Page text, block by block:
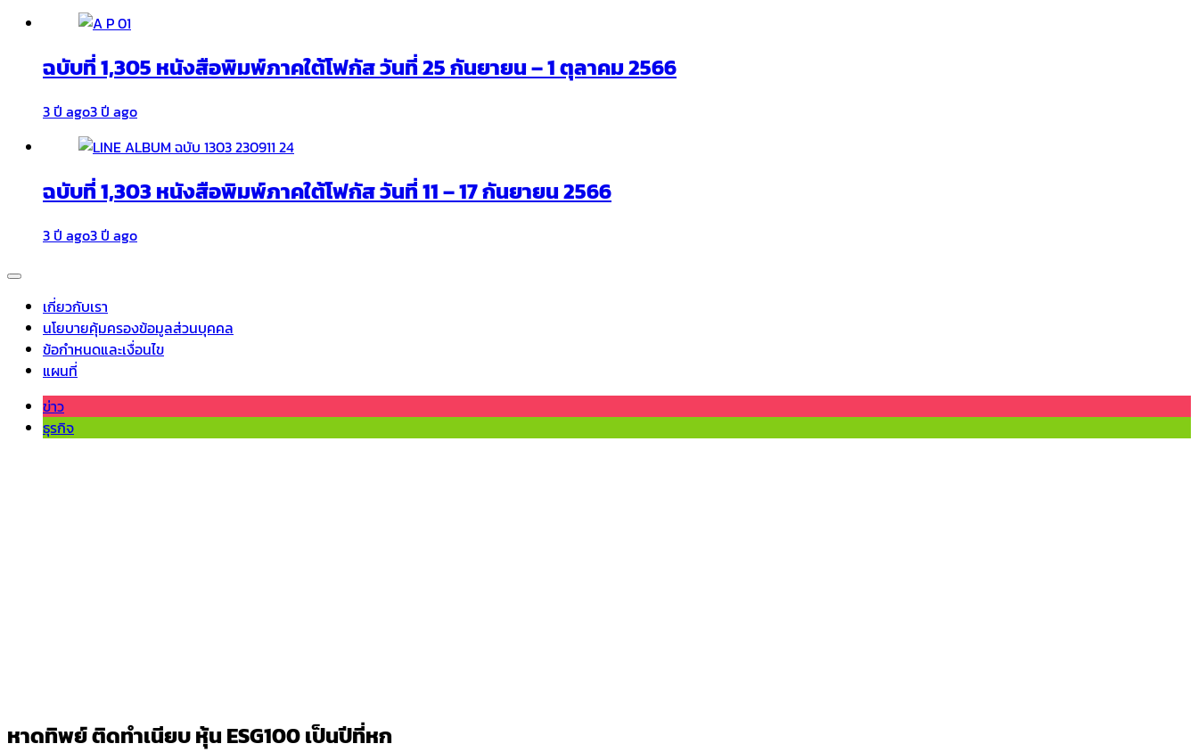
ฉบับที่ 1,305 หนังสือพิมพ์ภาคใต้โฟกัส วันที่ 25 กันยายน – 1 ตุลาคม 2566
3 ปี ago3 ปี ago
ฉบับที่ 1,303 หนังสือพิมพ์ภาคใต้โฟกัส วันที่ 11 – 17 กันยายน 2566
3 ปี ago3 ปี ago
เกี่ยวกับเรา
นโยบายคุ้มครองข้อมูลส่วนบุคคล
ข้อกำหนดและเงื่อนไข
แผนที่
ข่าว
ธุรกิจ
หาดทิพย์ ติดทำเนียบ หุ้น ESG100 เป็นปีที่หก